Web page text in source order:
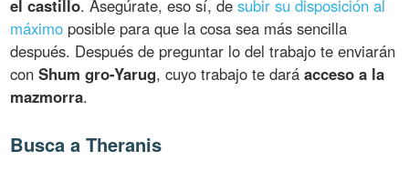
el castillo. Asegúrate, eso sí, desubir su disposición al
máximo posible para que la cosa sea más sencilla
después. Después de preguntar lo del trabajo te enviarán
conShum gro-Yarug, cuyo trabajo te daráacceso a la
mazmorra.
Busca a Theranis